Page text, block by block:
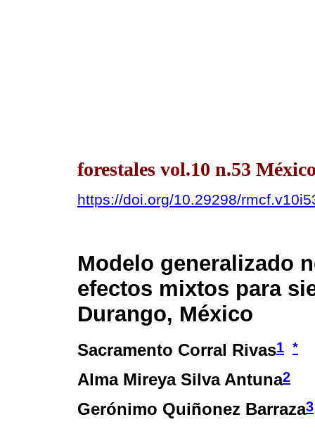
forestales vol.10 n.53
https://doi.org/10.29298/
Modelo generalizado
efectos mixtos para
Durango, México
Sacramento Corral Rivas1 *
Alma Mireya Silva Antuna2
Gerónimo Quiñonez Barraza3